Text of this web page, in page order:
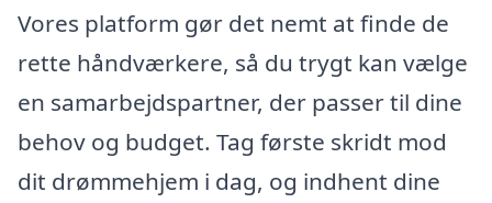
Vores platform gør det nemt at finde de
rette håndværkere, så du trygt kan vælge
en samarbejdspartner, der passer til dine
behov og budget. Tag første skridt mod
dit drømmehjem i dag, og indhent dine